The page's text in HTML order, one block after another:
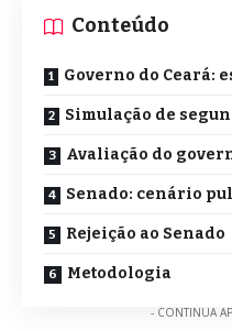
Conteúdo
Governo do Ceará:
Simulação de
Avaliação do
Senado: cenário
Rejeição ao Senado
Metodologia
- CONTINUA